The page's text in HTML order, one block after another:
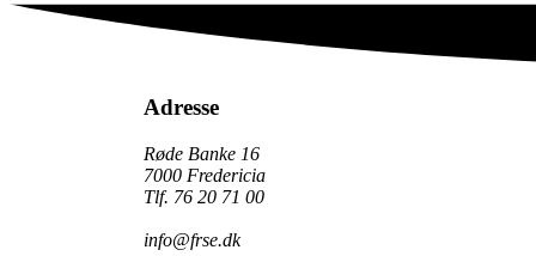
Adresse
Røde Banke 16
7000 Fredericia
Tlf. 76 20 71 00
info@frse.dk